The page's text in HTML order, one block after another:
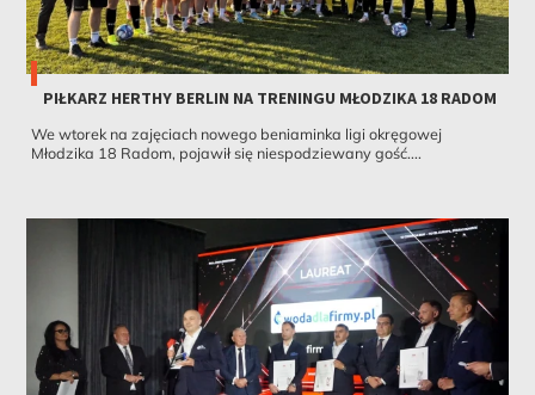
PIŁKARZ HERTHY BERLIN NA TRENINGU MŁODZIKA 18 RADOM
We wtorek na zajęciach nowego beniaminka ligi okręgowej
Młodzika 18 Radom, pojawił się niespodziewany gość....